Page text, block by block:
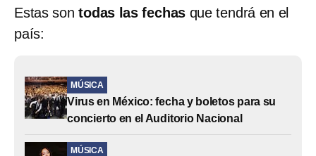
Estas sontodas las fechas que tendrá en el
país:
MÚSICA
Virus en México: fecha y boletos para su
concierto en el Auditorio Nacional
MÚSICA